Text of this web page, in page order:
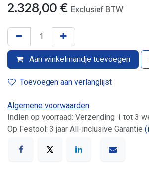
2.328,00 € Exclusief BTW
Aan winkelmandje toevoegen
Toevoegen aan verlanglijst
Algemene voorwaarden
Indien op voorraad: Verzending 1 tot 3
Op Festool: 3 jaar All-inclusive Garantie